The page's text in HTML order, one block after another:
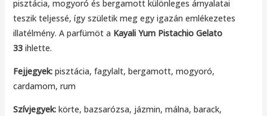
pisztácia, mogyoró és bergamott különleges árnyalatai
teszik teljessé, így születik meg egy igazán emlékezetes
illatélmény. A parfümöt a Kayali Yum Pistachio Gelato
33ihlette.
Fejjegyek: pisztácia, fagylalt, bergamott, mogyoró,
cardamom, rum
Szívjegyek: körte, bazsarózsa, jázmin, málna, barack,